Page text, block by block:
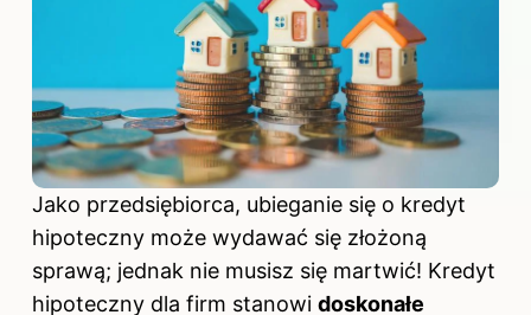
Jako przedsiębiorca, ubieganie się o kredyt
hipoteczny może wydawać się złożoną
sprawą; jednak nie musisz się martwić! Kredyt
hipoteczny dla firm stanowi doskonałe